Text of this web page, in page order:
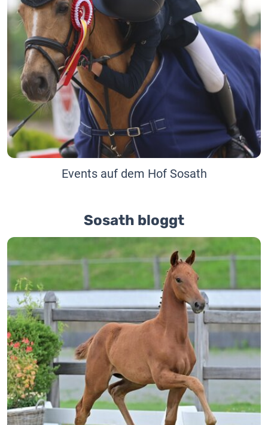
Events auf dem Hof Sosath
Sosath bloggt